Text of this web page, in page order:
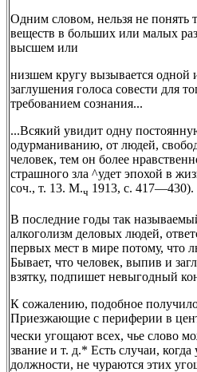
Одним словом, нельзя не понять
веществ в больших или малых
высшем или
низшем кругу вызывается
заглушения голоса совести для
требованием сознания...
...Всякий увидит одну
одурманиванию, от людей,
человек, тем он более
страшного зла ^удет эпохой в
соч., т. 13. М.ч 1913, с. 417—430).
В последние годы так
алкоголизм деловых людей,
первых мест в мире потому, что
Бывает, что человек, выпив и
взятку, подпишет невыгодный
К сожалению, подобное
Приезжающие с периферии в
чески угощают всех, чье слово
звание и т. д.* Есть случаи,
должности, не чураются этих